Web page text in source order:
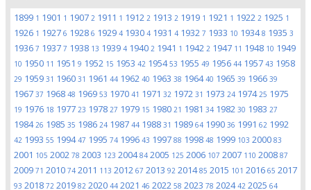
1899 1 1901 1 1907 2 1911 1 1912 2 1913 2 1919 1 1921 1 1922 2 1925 1
1926 1 1927 6 1928 6 1929 4 1930 4 1931 4 1932 7 1933 10 19348 1935 3
1936 7 1937 7 1938 13 1939 4 1940 2 1941 1 1942 2 1947 11 1948 10 1949
10 1950 11 1951 9 1952 15 1953 42 195453 1955 49 1956 44 1957 43 1958
29 1959 31 1960 31 1961 44 1962 40 1963 38 196440 1965 39 1966 39
1967 37 1968 48 1969 53 1970 41 1971 32 1972 31 1973 24 197425 1975
19 1976 18 1977 23 1978 27 1979 15 1980 21 1981 34 1982 30 1983 27
198426 1985 35 1986 24 1987 44 1988 31 1989 64 1990 36 1991 62 1992
42 1993 55 199447 1995 74 1996 43 1997 88 1998 48 1999 103 2000 83
2001 105 2002 78 2003 123 200484 2005 125 2006 107 2007 110 2008 87
2009 71 2010 74 2011 113 2012 67 2013 92 201485 2015 101 2016 65 2017
93 2018 72 2019 82 2020 44 2021 46 2022 58 2023 78 202442 2025 64